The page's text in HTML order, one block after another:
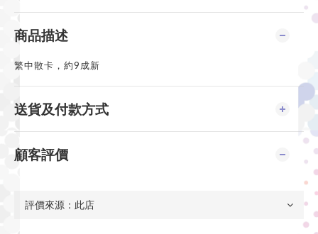
商品描述
繁中散卡，約9成新
送貨及付款方式
顧客評價